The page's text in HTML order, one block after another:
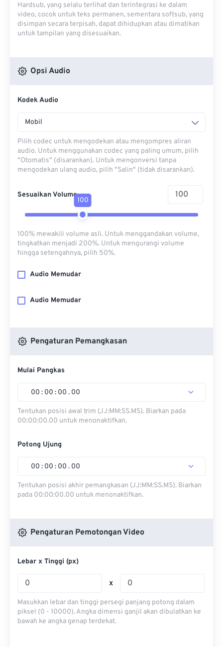
Hardsub, yang selalu terlihat dan terintegrasi ke dalam
video, cocok untuk teks permanen, sementara softsub, yang
disimpan secara terpisah, dapat dihidupkan atau dimatikan
untuk tampilan yang disesuaikan.
Opsi Audio
Kodek Audio
Mobil
Pilih codec untuk mengodekan atau mengompres aliran
audio. Untuk menggunakan codec yang paling umum, pilih
"Otomatis" (disarankan). Untuk mengonversi tanpa
mengodekan ulang audio, pilih "Salin" (tidak disarankan).
Sesuaikan Volume
100
100% mewakili volume asli. Untuk menggandakan volume,
tingkatkan menjadi 200%. Untuk mengurangi volume
hingga setengahnya, pilih 50%.
Audio Memudar
Audio Memudar
Pengaturan Pemangkasan
Mulai Pangkas
00 : 00 : 00 . 00
Tentukan posisi awal trim (JJ:MM:SS.MS). Biarkan pada
00:00:00.00 untuk menonaktifkan.
Potong Ujung
00 : 00 : 00 . 00
Tentukan posisi akhir pemangkasan (JJ:MM:SS.MS). Biarkan
pada 00:00:00.00 untuk menonaktifkan.
Pengaturan Pemotongan Video
Lebar x Tinggi (px)
x
Masukkan lebar dan tinggi persegi panjang potong dalam
piksel (0 - 10000). Angka dimensi ganjil akan dibulatkan ke
bawah ke angka genap terdekat.